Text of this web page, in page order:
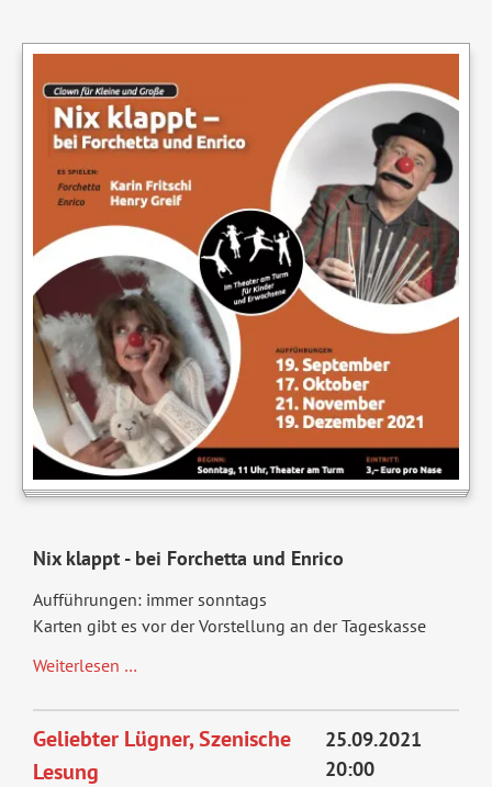
Nix klappt - bei Forchetta und Enrico
Aufführungen: immer sonntags
Karten gibt es vor der Vorstellung an der Tageskasse
Weiterlesen …
Geliebter Lügner, Szenische
Lesung
25.09.2021
20:00